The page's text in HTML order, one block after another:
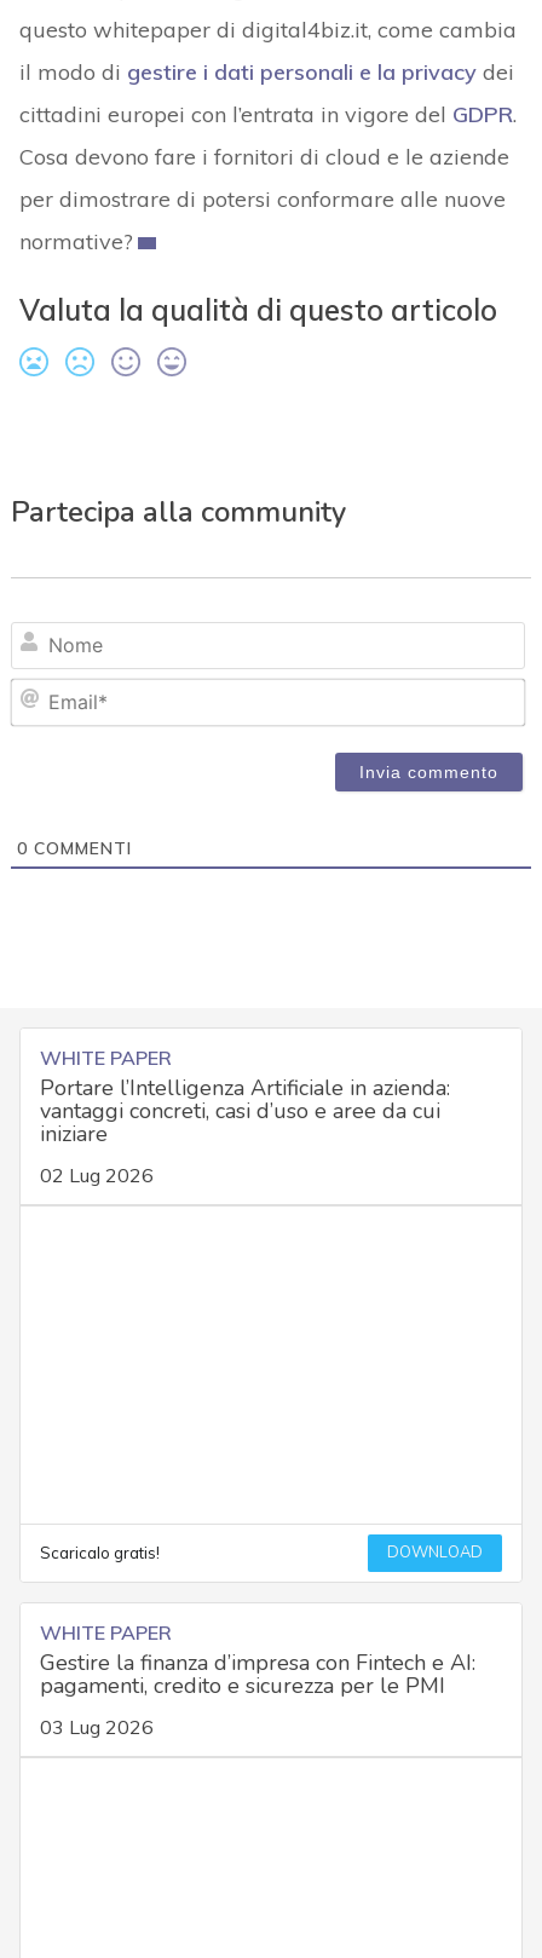
questo whitepaper di digital4biz.it, come cambia
il modo di gestire i dati personali e la privacydei
cittadini europei con l’entrata in vigore del GDPR.
Cosa devono fare i fornitori di cloud e le aziende
per dimostrare di potersi conformare alle nuove
normative?
Valuta la qualità di questo articolo
Partecipa alla community
0 COMMENTI
WHITE PAPER
Portare l’Intelligenza Artificiale in azienda:
vantaggi concreti, casi d’uso e aree da cui
iniziare
02 Lug 2026
Scaricalo gratis! DOWNLOAD
WHITE PAPER
Gestire la finanza d’impresa con Fintech e AI:
pagamenti, credito e sicurezza per le PMI
03 Lug 2026